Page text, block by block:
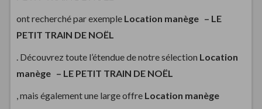
ont recherché par exemple Location manège – LE
PETIT TRAIN DE NOËL
. Découvrez toute l’étendue de notre sélection Location
manège – LE PETIT TRAIN DE NOËL
, mais également une large offre Location manège